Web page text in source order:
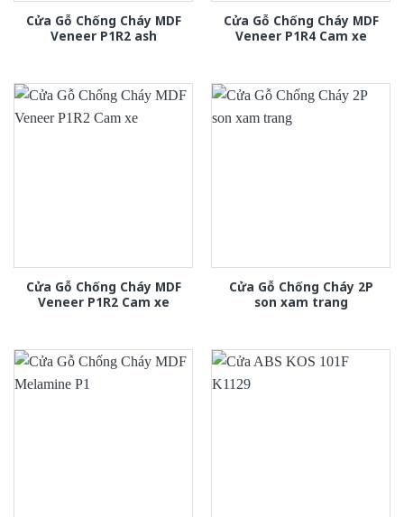
Cửa Gỗ Chống Cháy MDF
Veneer P1R2 ash
Cửa Gỗ Chống Cháy MDF
Veneer P1R4 Cam xe
Cửa Gỗ Chống Cháy MDF
Veneer P1R2 Cam xe
Cửa Gỗ Chống Cháy 2P
son xam trang